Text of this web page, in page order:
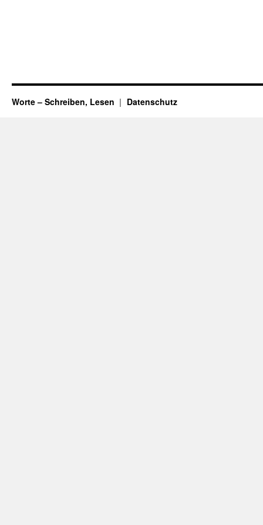
Worte – Schreiben, Lesen Datenschutz